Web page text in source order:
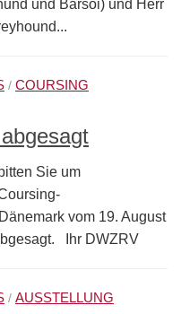
und Barsoi) und Herr
/ COURSING
Sie um
vom 19. August
Ihr DWZRV
/ AUSSTELLUNG